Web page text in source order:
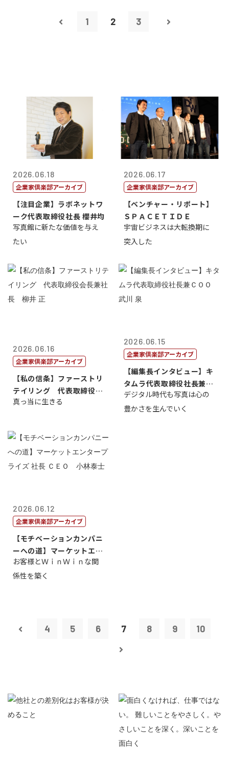
1 2 3
2026.06.18
企業家倶楽部アーカイブ
【注目企業】ラボネットワ
ーク代表取締役社長 櫻井均
写真館に新たな価値を与え
たい
2026.06.17
企業家倶楽部アーカイブ
【ベンチャー・リポート】
ＳＰＡＣＥＴＩＤＥ
宇宙ビジネスは大転換期に
突入した
2026.06.16
企業家倶楽部アーカイブ
【私の信条】ファーストリ
テイリング 代表取締役会
長兼社長 柳...
真っ当に生きる
2026.06.15
企業家倶楽部アーカイブ
【編集長インタビュー】キ
タムラ代表取締役社長兼Ｃ
ＯＯ 武川 ...
デジタル時代も写真は心の
豊かさを生んでいく
2026.06.12
企業家倶楽部アーカイブ
【モチベーションカンパニ
ーへの道】マーケットエン
タープライズ...
お客様とＷｉｎＷｉｎな関
係性を築く
4 5 6 7 8 9 10